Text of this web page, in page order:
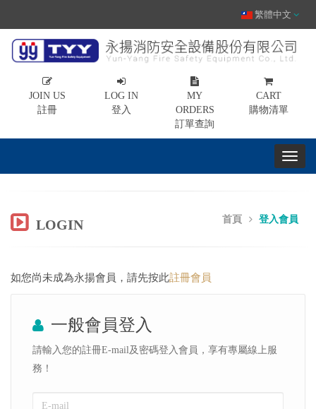
繁體中文
JOIN US
註冊
LOG IN
登入
MY
ORDERS
訂單查詢
CART
購物清單
首頁 登入會員
LOGIN
如您尚未成為永揚會員，請先按此註冊會員
一般會員登入
請輸入您的註冊E-mail及密碼登入會員，享有專屬線上服
務！